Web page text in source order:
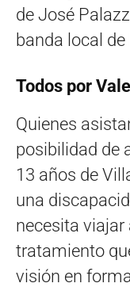
de José
banda local
Todos por
Quienes
posibilidad de
13 años de
una
necesita viajar
tratamiento
visión en